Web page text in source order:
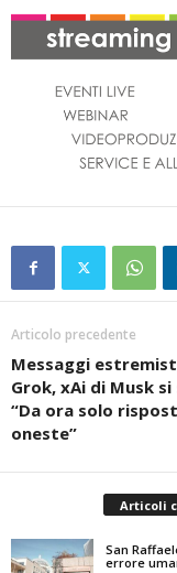
Articolo precedente
Messaggi
Grok, xAi di Musk si
“Da ora solo
oneste”
Articoli
San
errore